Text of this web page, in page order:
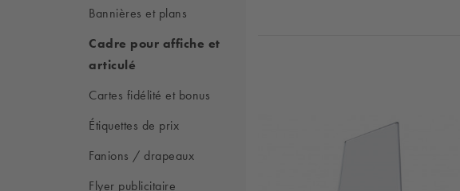
Bannières et plans
Cadre pour affiche et
articulé
Cartes fidélité et bonus
Étiquettes de prix
Fanions / drapeaux
Flyer publicitaire